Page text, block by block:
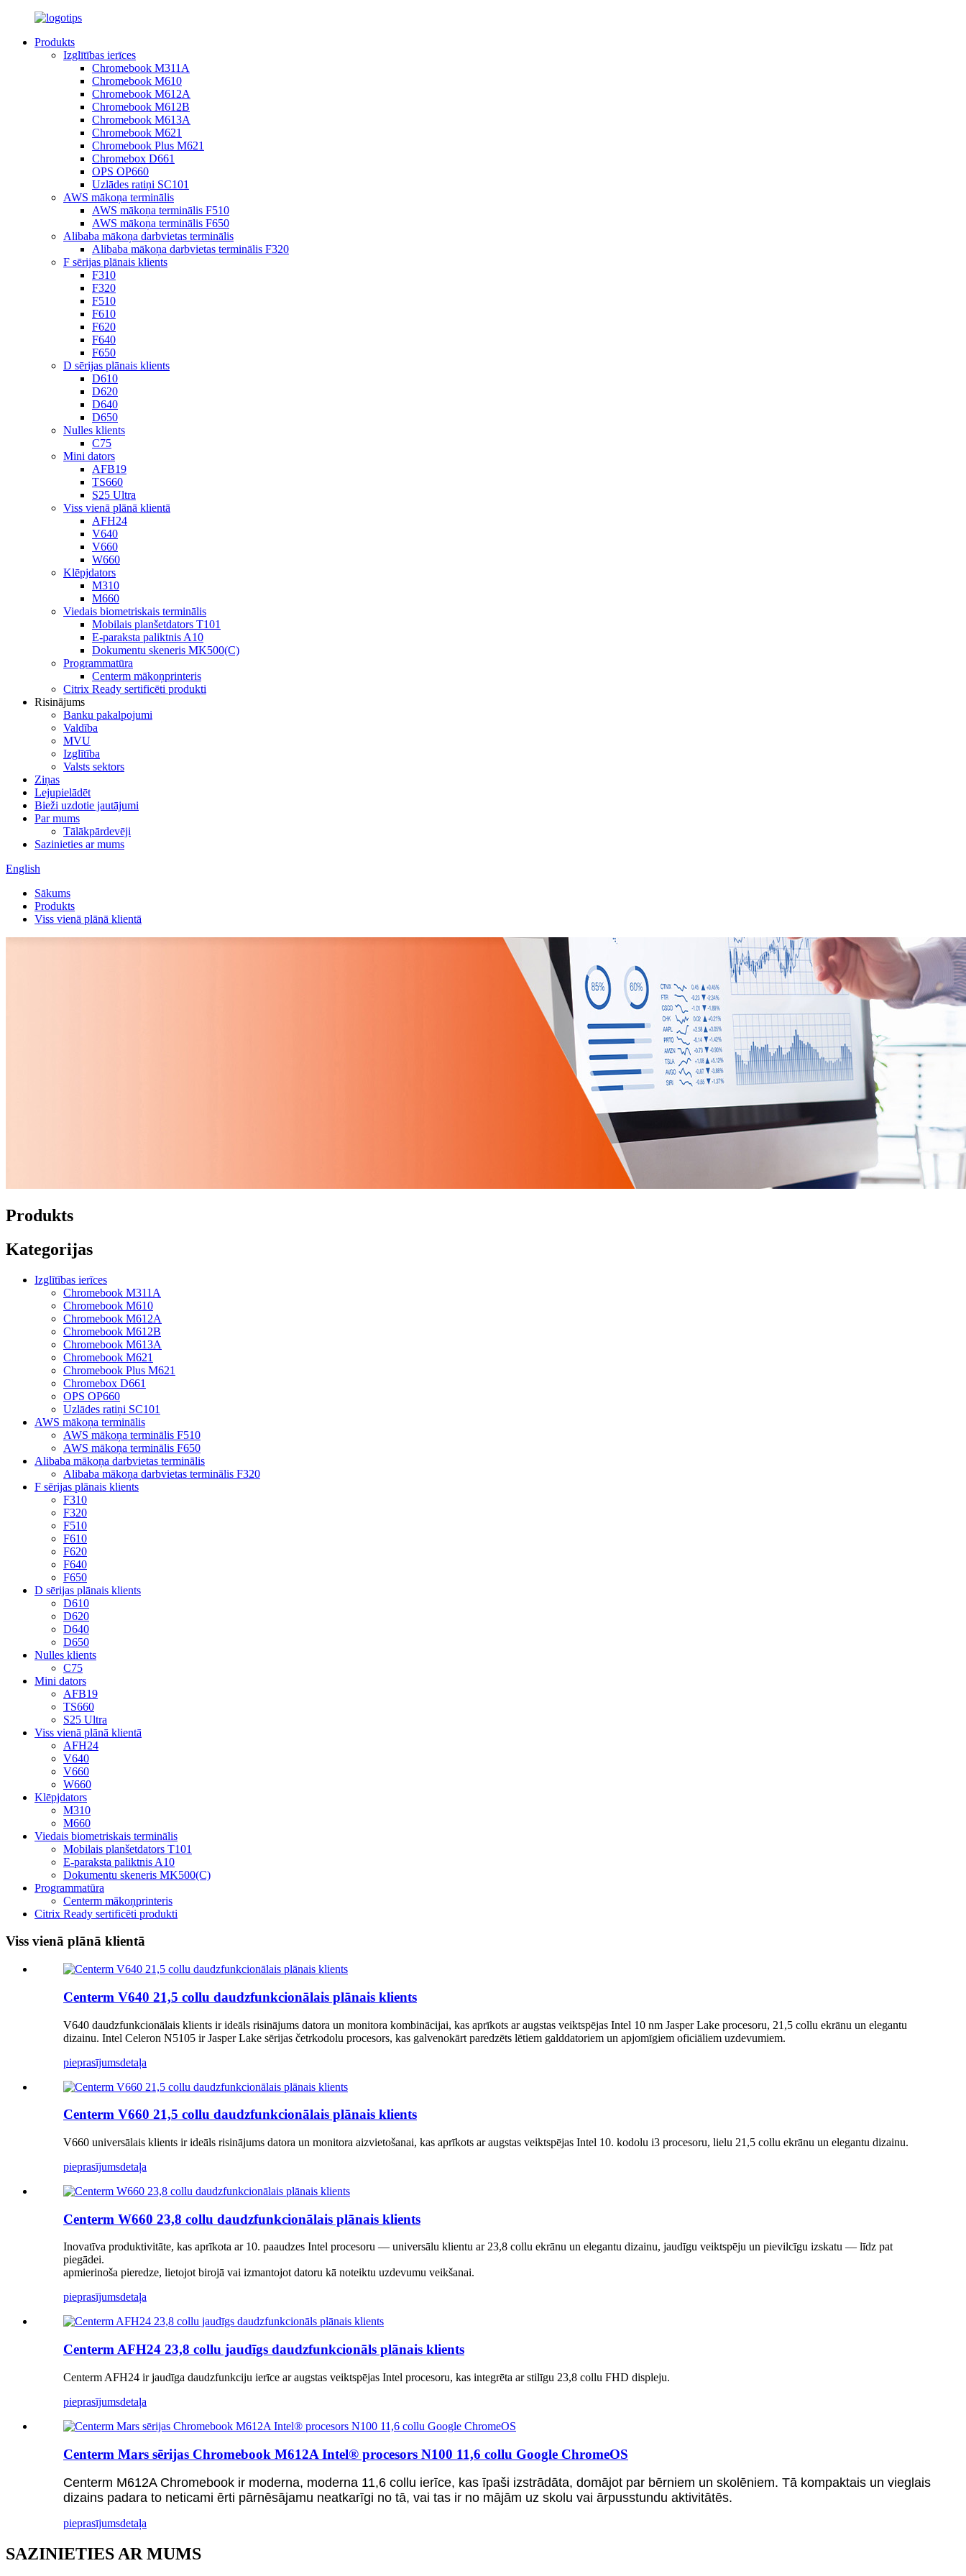
Produkts
Izglītības ierīces
Chromebook M311A
Chromebook M610
Chromebook M612A
Chromebook M612B
Chromebook M613A
Chromebook M621
Chromebook Plus M621
Chromebox D661
OPS OP660
Uzlādes ratiņi SC101
AWS mākoņa terminālis
AWS mākoņa terminālis F510
AWS mākoņa terminālis F650
Alibaba mākoņa darbvietas terminālis
Alibaba mākoņa darbvietas terminālis F320
F sērijas plānais klients
F310
F320
F510
F610
F620
F640
F650
D sērijas plānais klients
D610
D620
D640
D650
Nulles klients
C75
Mini dators
AFB19
TS660
S25 Ultra
Viss vienā plānā klientā
AFH24
V640
V660
W660
Klēpjdators
M310
M660
Viedais biometriskais terminālis
Mobilais planšetdators T101
E-paraksta paliktnis A10
Dokumentu skeneris MK500(C)
Programmatūra
Centerm mākoņprinteris
Citrix Ready sertificēti produkti
Risinājums
Banku pakalpojumi
Valdība
MVU
Izglītība
Valsts sektors
Ziņas
Lejupielādēt
Bieži uzdotie jautājumi
Par mums
Tālākpārdevēji
Sazinieties ar mums
English
Sākums
Produkts
Viss vienā plānā klientā
Produkts
Kategorijas
Izglītības ierīces
Chromebook M311A
Chromebook M610
Chromebook M612A
Chromebook M612B
Chromebook M613A
Chromebook M621
Chromebook Plus M621
Chromebox D661
OPS OP660
Uzlādes ratiņi SC101
AWS mākoņa terminālis
AWS mākoņa terminālis F510
AWS mākoņa terminālis F650
Alibaba mākoņa darbvietas terminālis
Alibaba mākoņa darbvietas terminālis F320
F sērijas plānais klients
F310
F320
F510
F610
F620
F640
F650
D sērijas plānais klients
D610
D620
D640
D650
Nulles klients
C75
Mini dators
AFB19
TS660
S25 Ultra
Viss vienā plānā klientā
AFH24
V640
V660
W660
Klēpjdators
M310
M660
Viedais biometriskais terminālis
Mobilais planšetdators T101
E-paraksta paliktnis A10
Dokumentu skeneris MK500(C)
Programmatūra
Centerm mākoņprinteris
Citrix Ready sertificēti produkti
Viss vienā plānā klientā
Centerm V640 21,5 collu daudzfunkcionālais plānais klients
V640 daudzfunkcionālais klients ir ideāls risinājums datora un monitora kombinācijai, kas aprīkots ar augstas veiktspējas Intel 10 nm Jasper Lake procesoru, 21,5 collu ekrānu un elegantu
dizainu. Intel Celeron N5105 ir Jasper Lake sērijas četrkodolu procesors, kas galvenokārt paredzēts lētiem galddatoriem un apjomīgiem oficiāliem uzdevumiem.
pieprasījumsdetaļa
Centerm V660 21,5 collu daudzfunkcionālais plānais klients
V660 universālais klients ir ideāls risinājums datora un monitora aizvietošanai, kas aprīkots ar augstas veiktspējas Intel 10. kodolu i3 procesoru, lielu 21,5 collu ekrānu un elegantu dizainu.
pieprasījumsdetaļa
Centerm W660 23,8 collu daudzfunkcionālais plānais klients
Inovatīva produktivitāte, kas aprīkota ar 10. paaudzes Intel procesoru — universālu klientu ar 23,8 collu ekrānu un elegantu dizainu, jaudīgu veiktspēju un pievilcīgu izskatu — līdz pat
piegādei.
apmierinoša pieredze, lietojot birojā vai izmantojot datoru kā noteiktu uzdevumu veikšanai.
pieprasījumsdetaļa
Centerm AFH24 23,8 collu jaudīgs daudzfunkcionāls plānais klients
Centerm AFH24 ir jaudīga daudzfunkciju ierīce ar augstas veiktspējas Intel procesoru, kas integrēta ar stilīgu 23,8 collu FHD displeju.
pieprasījumsdetaļa
Centerm Mars sērijas Chromebook M612A Intel® procesors N100 11,6 collu Google ChromeOS
Centerm M612A Chromebook ir moderna, moderna 11,6 collu ierīce, kas īpaši izstrādāta, domājot par bērniem un skolēniem. Tā kompaktais un vieglais
dizains padara to neticami ērti pārnēsājamu neatkarīgi no tā, vai tas ir no mājām uz skolu vai ārpusstundu aktivitātēs.
pieprasījumsdetaļa
SAZINIETIES AR MUMS